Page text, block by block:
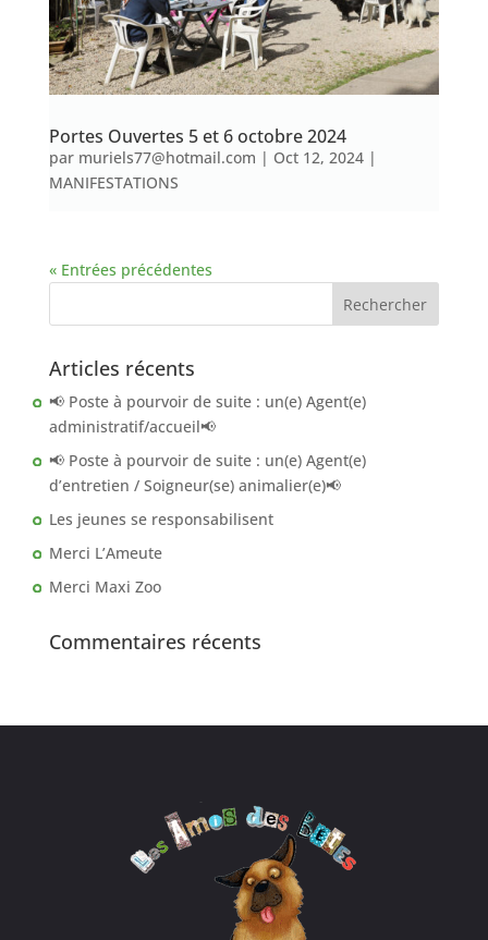
Portes Ouvertes 5 et 6 octobre 2024
par muriels77@hotmail.com | Oct 12, 2024|
MANIFESTATIONS
« Entrées précédentes
Articles récents
📢 Poste à pourvoir de suite : un(e) Agent(e)
administratif/accueil📢
📢 Poste à pourvoir de suite : un(e) Agent(e)
d’entretien / Soigneur(se) animalier(e)📢
Les jeunes se responsabilisent
Merci L’Ameute
Merci Maxi Zoo
Commentaires récents